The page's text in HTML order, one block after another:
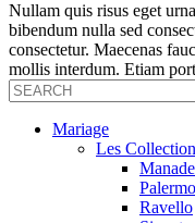
Nullam quis risus eget
bibendum nulla sed
consectetur. Maecenas
mollis interdum. Etiam
Mariage
Les
Palermo
Ravello